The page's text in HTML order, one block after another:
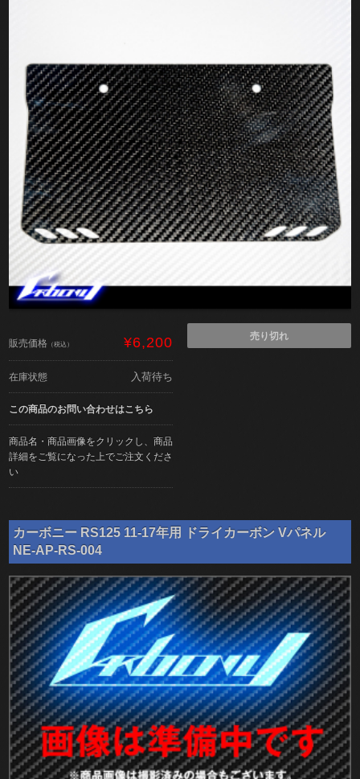
販売価格 （税込） ¥6,200
在庫状態 入荷待ち
この商品のお問い合わせはこちら
商品名・商品画像をクリックし、商品
詳細をご覧になった上でご注文くださ
い
売り切れ
カーボニー RS125 11-17年用 ドライカーボン Vパネル
NE-AP-RS-004